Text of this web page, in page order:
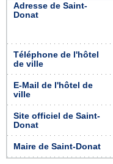
Adresse de Saint-
Donat
Téléphone de l'hôtel
de ville
E-Mail de l'hôtel de
ville
Site officiel de Saint-
Donat
Maire de Saint-Donat